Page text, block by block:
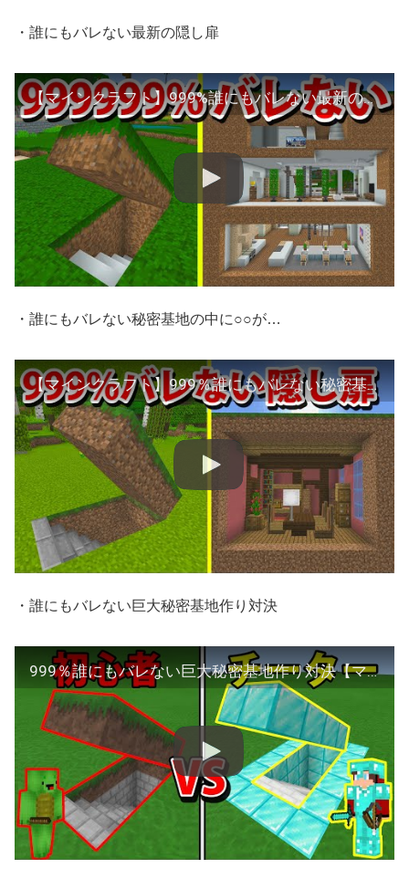
・誰にもバレない最新の隠し扉
【マインクラフト】999%誰にもバレない最新の隠し扉【まいぜんクラフト part71】
・誰にもバレない秘密基地の中に○○が…
【マインクラフト】999％誰にもバレない秘密基地の中に○○が…【まいぜんクラフト part63】
・誰にもバレない巨大秘密基地作り対決
999％誰にもバレない巨大秘密基地作り対決【マインクラフト】